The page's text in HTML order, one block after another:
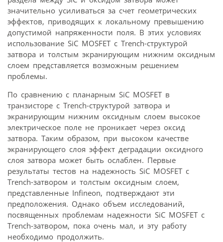
значительно усиливаться за счет геометрических
эффектов, приводящих к локальному превышению
допустимой напряженности поля. В этих условиях
использование SiC MOSFET с Trench-структурой
затвора и толстым экранирующим нижним оксидным
слоем представляется возможным решением
проблемы.
По сравнению с планарным SiC MOSFET в
транзисторе с Trench-структурой затвора и
экранирующим нижним оксидным слоем высокое
электрическое поле не проникает через оксид
затвора. Таким образом, при высоком качестве
экранирующего слоя эффект деградации оксидного
слоя затвора может быть ослаблен. Первые
результаты тестов на надежность SiC MOSFET с
Trench-затвором и толстым оксидным слоем,
представленные Infineon, подтверждают эти
предположения. Однако объем исследований,
посвященных проблемам надежности SiC MOSFET с
Trench-затвором, пока очень мал, и эту работу
необходимо продолжить.